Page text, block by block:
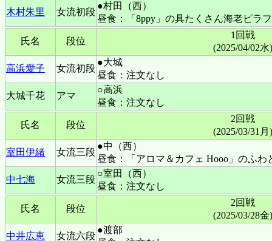
木村朱里
女流初段
●村田（西）
昼食：「8ppy」の具たくさん海老ピラフ
氏名 段位
1回戦
(2025/04/02水)
高浜愛子
女流初段
●大城
昼食：注文なし
大城千花
アマ
○高浜
昼食：注文なし
氏名 段位
2回戦
(2025/03/31月)
室田伊緒
女流三段
●中（西）
昼食：「アロマ＆カフェ Hooo」のふわ
中七海
女流三段
○室田（西）
昼食：注文なし
氏名 段位
2回戦
(2025/03/28金)
中井広恵
女流六段
●渡部